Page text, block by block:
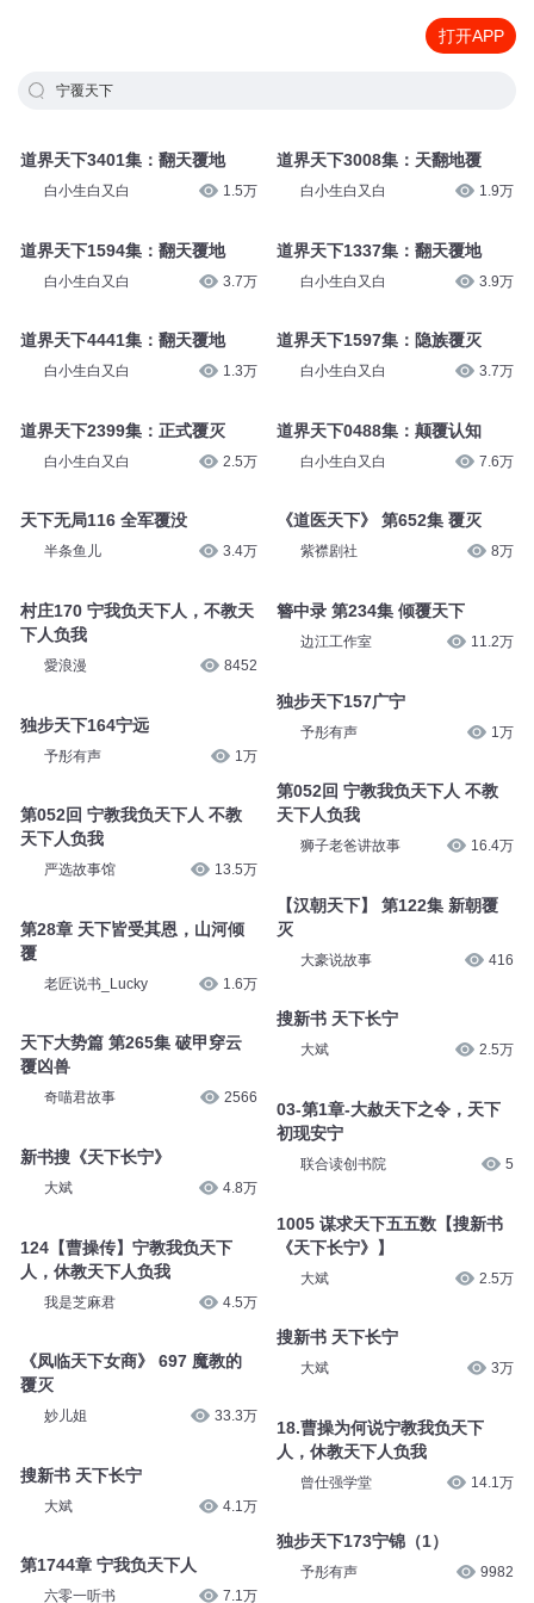
打开APP
宁覆天下
道界天下3401集：翻天覆地
白小生白又白 1.5万
道界天下1594集：翻天覆地
白小生白又白 3.7万
道界天下4441集：翻天覆地
白小生白又白 1.3万
道界天下2399集：正式覆灭
白小生白又白 2.5万
天下无局116 全军覆没
半条鱼儿 3.4万
村庄170 宁我负天下人，不教天
下人负我
愛浪漫 8452
独步天下164宁远
予彤有声 1万
第052回 宁教我负天下人 不教
天下人负我
严选故事馆 13.5万
第28章 天下皆受其恩，山河倾
覆
老匠说书_Lucky 1.6万
天下大势篇 第265集 破甲穿云
覆凶兽
奇喵君故事 2566
新书搜《天下长宁》
大斌 4.8万
124【曹操传】宁教我负天下
人，休教天下人负我
我是芝麻君 4.5万
《凤临天下女商》 697 魔教的
覆灭
妙儿姐 33.3万
搜新书 天下长宁
大斌 4.1万
第1744章 宁我负天下人
六零一听书 7.1万
道界天下3008集：天翻地覆
白小生白又白 1.9万
道界天下1337集：翻天覆地
白小生白又白 3.9万
道界天下1597集：隐族覆灭
白小生白又白 3.7万
道界天下0488集：颠覆认知
白小生白又白 7.6万
《道医天下》 第652集 覆灭
紫襟剧社 8万
簪中录 第234集 倾覆天下
边江工作室 11.2万
独步天下157广宁
予彤有声 1万
第052回 宁教我负天下人 不教
天下人负我
狮子老爸讲故事 16.4万
【汉朝天下】 第122集 新朝覆
灭
大豪说故事 416
搜新书 天下长宁
大斌 2.5万
03-第1章-大赦天下之令，天下
初现安宁
联合读创书院 5
1005 谋求天下五五数【搜新书
《天下长宁》】
大斌 2.5万
搜新书 天下长宁
大斌 3万
18.曹操为何说宁教我负天下
人，休教天下人负我
曾仕强学堂 14.1万
独步天下173宁锦（1）
予彤有声 9982